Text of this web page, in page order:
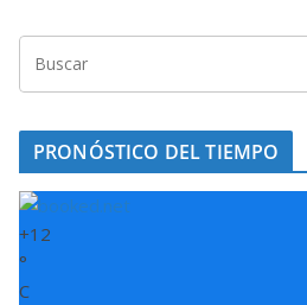
PRONÓSTICO DEL TIEMPO
+12
°
C